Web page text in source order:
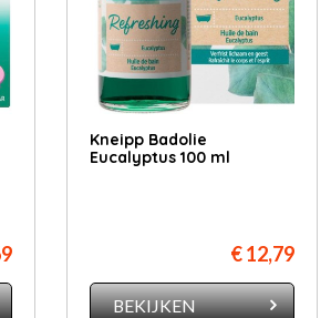
Kneipp Badolie
Eucalyptus 100 ml
€ 12,79
BEKIJKEN